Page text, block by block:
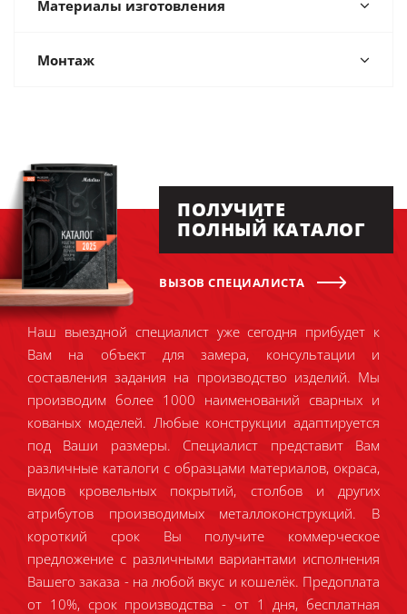
Материалы изготовления
Монтаж
ПОЛУЧИТЕ
ПОЛНЫЙ КАТАЛОГ
ВЫЗОВ СПЕЦИАЛИСТА
Наш выездной специалист уже сегодня прибудет к
Вам на объект для замера, консультации и
составления задания на производство изделий. Мы
производим более 1000 наименований сварных и
кованых моделей. Любые конструкции адаптируется
под Ваши размеры. Специалист представит Вам
различные каталоги с образцами материалов, окраса,
видов кровельных покрытий, столбов и других
атрибутов производимых металлоконструкций. В
короткий срок Вы получите коммерческое
предложение с различными вариантами исполнения
Вашего заказа - на любой вкус и кошелёк. Предоплата
от 10%, срок производства - от 1 дня, бесплатная